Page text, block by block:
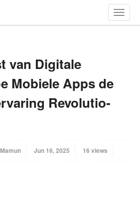
van Digitale
Mobiele Apps de
Revolutio­
Jun 16, 2025 16 views